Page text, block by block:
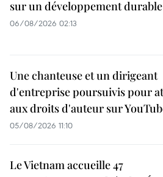
sur un développement durable
06/08/2026 02:13
Une chanteuse et un dirigeant
d'entreprise poursuivis pour
aux droits d'auteur sur
05/08/2026 11:10
Le Vietnam accueille 47